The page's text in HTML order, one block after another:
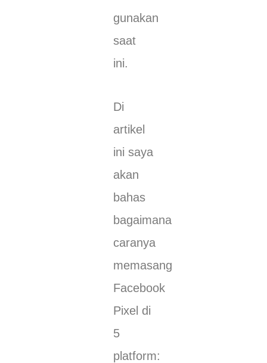
gunakan
saat
ini.
Di
artikel
ini saya
akan
bahas
bagaimana
caranya
memasang
Facebook
Pixel di
5
platform: